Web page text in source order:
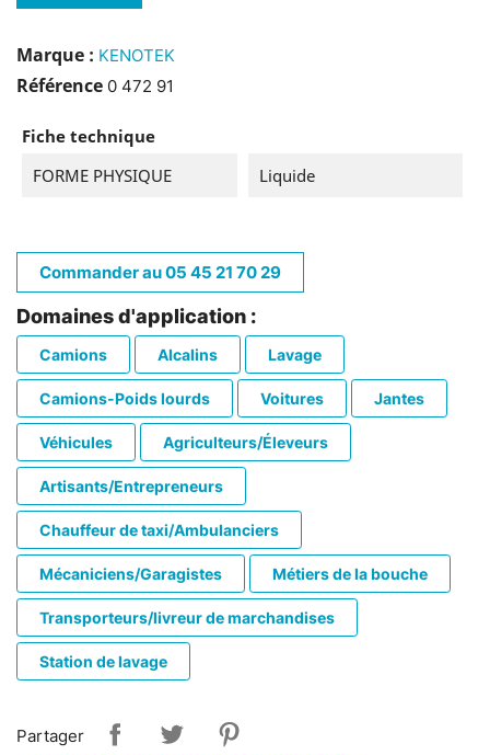
Marque : KENOTEK
Référence 0 472 91
Fiche technique
FORME PHYSIQUE
Liquide
Commander au 05 45 21 70 29
Domaines d'application :
Camions Alcalins Lavage
Camions-Poids lourds Voitures Jantes
Véhicules Agriculteurs/Éleveurs
Artisants/Entrepreneurs
Chauffeur de taxi/Ambulanciers
Mécaniciens/Garagistes Métiers de la bouche
Transporteurs/livreur de marchandises
Station de lavage
Partager